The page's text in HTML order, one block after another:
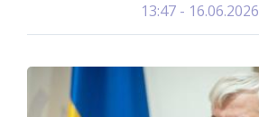
16.06.2026 - 13:47